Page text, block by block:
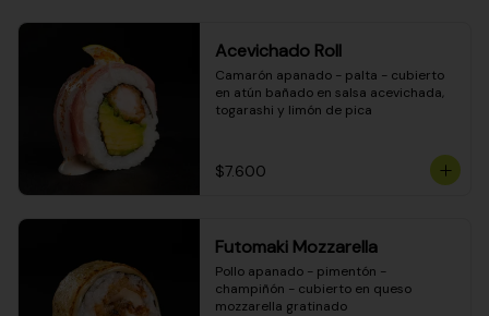
Acevichado Roll
Camarón apanado - palta - cubierto
en atún bañado en salsa acevichada,
togarashi y limón de pica
$7.600
Futomaki Mozzarella
Pollo apanado - pimentón -
champiñón - cubierto en queso
mozzarella gratinado